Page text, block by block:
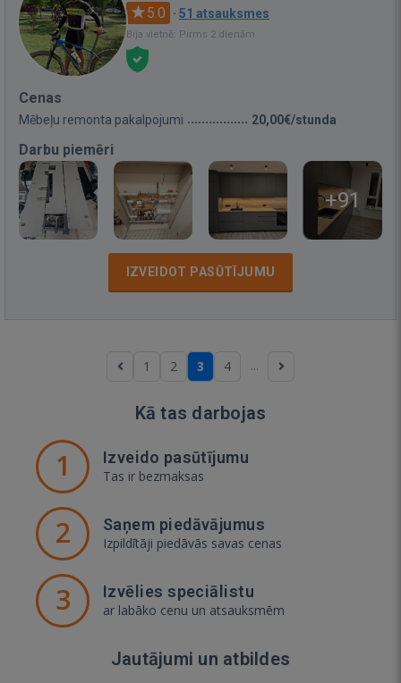
5.0 · 51 atsauksmes
Bija vietnē: Pirms 2 dienām
Cenas
Mēbeļu remonta pakalpojumi 20,00€/stunda
Darbu piemēri
+91
IZVEIDOT PASŪTĪJUMU
1 2 3 4 ...
Kā tas darbojas
1 Izveido pasūtījumu
Tas ir bezmaksas
2 Saņem piedāvājumus
Izpildītāji piedāvās savas cenas
3 Izvēlies speciālistu
ar labāko cenu un atsauksmēm
Jautājumi un atbildes